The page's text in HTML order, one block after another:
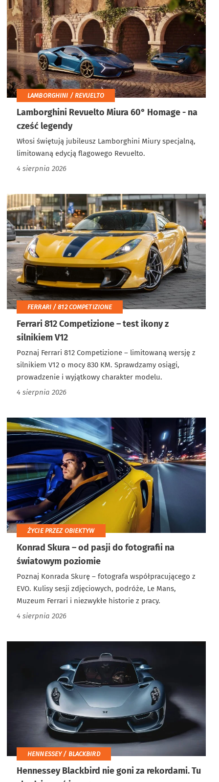
LAMBORGHINI / REVUELTO
Lamborghini Revuelto Miura 60° Homage - na
cześć legendy
Włosi świętują jubileusz Lamborghini Miury specjalną,
limitowaną edycją flagowego Revuelto.
4 sierpnia 2026
FERRARI / 812 COMPETIZIONE
Ferrari 812 Competizione – test ikony z
silnikiem V12
Poznaj Ferrari 812 Competizione – limitowaną wersję z
silnikiem V12 o mocy 830 KM. Sprawdzamy osiągi,
prowadzenie i wyjątkowy charakter modelu.
4 sierpnia 2026
ŻYCIE PRZEZ OBIEKTYW
Konrad Skura – od pasji do fotografii na
światowym poziomie
Poznaj Konrada Skurę – fotografa współpracującego z
EVO. Kulisy sesji zdjęciowych, podróże, Le Mans,
Muzeum Ferrari i niezwykłe historie z pracy.
4 sierpnia 2026
HENNESSEY / BLACKBIRD
Hennessey Blackbird nie goni za rekordami. Tu